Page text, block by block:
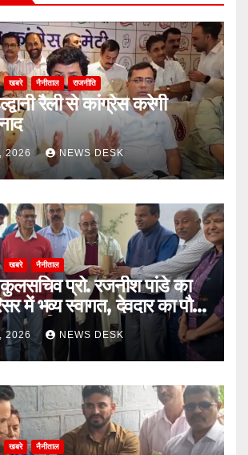
खबरे नैनीताल राजनीति
रैली से कांग्रेस करेगी
2026 NEWS DESK
खबरे नैनीताल
प्रो. रजनीश पांडे का
में भव्य स्वागत, देवदार का पौधा
सम्मानित
2026 NEWS DESK
खबरे नैनीताल